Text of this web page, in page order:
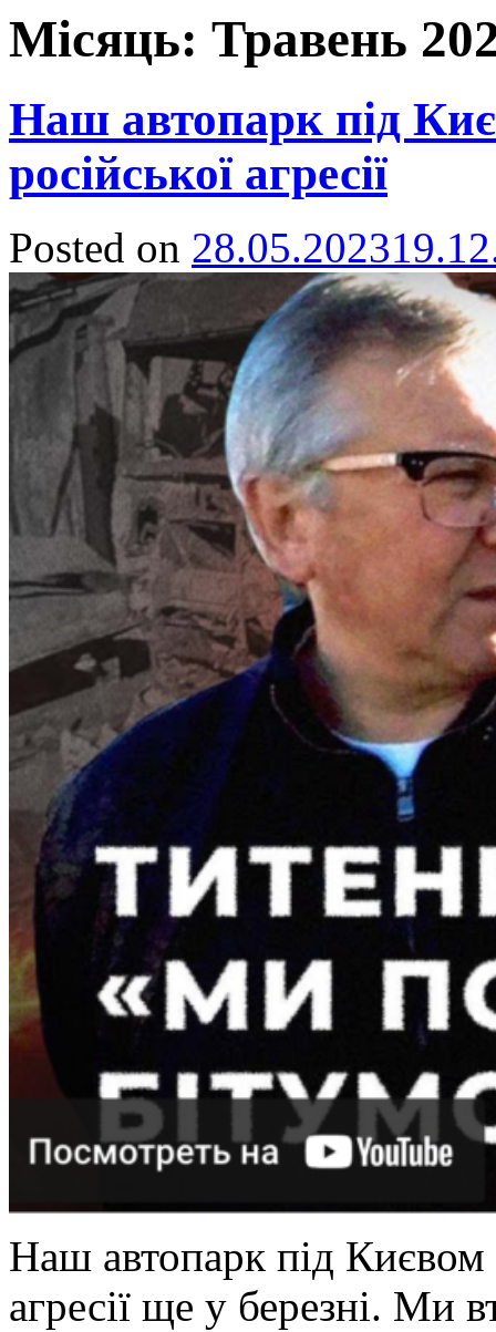
Місяць: Травень
Наш автопарк під
російської агресії
Posted on 28.05.2023
Наш автопарк під Києвом
агресії ще у березні. Ми